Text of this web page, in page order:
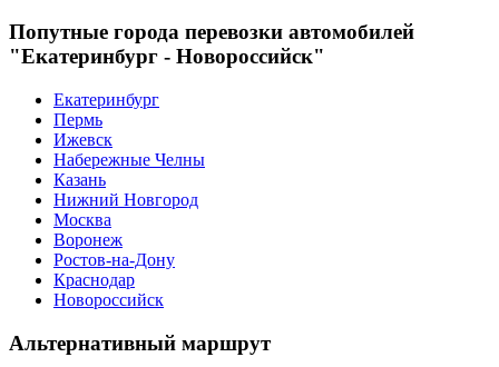
Попутные города перевозки автомобилей
"Екатеринбург - Новороссийск"
Екатеринбург
Пермь
Ижевск
Набережные Челны
Казань
Нижний Новгород
Москва
Воронеж
Ростов-на-Дону
Краснодар
Новороссийск
Альтернативный маршрут